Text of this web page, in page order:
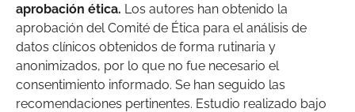
aprobación ética. Los autores han obtenido la
aprobación del Comité de Ética para el análisis de
datos clínicos obtenidos de forma rutinaria y
anonimizados, por lo que no fue necesario el
consentimiento informado. Se han seguido las
recomendaciones pertinentes. Estudio realizado bajo